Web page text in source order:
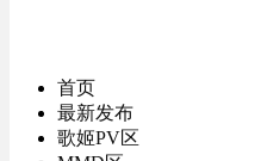
首页
最新发布
歌姬PV区